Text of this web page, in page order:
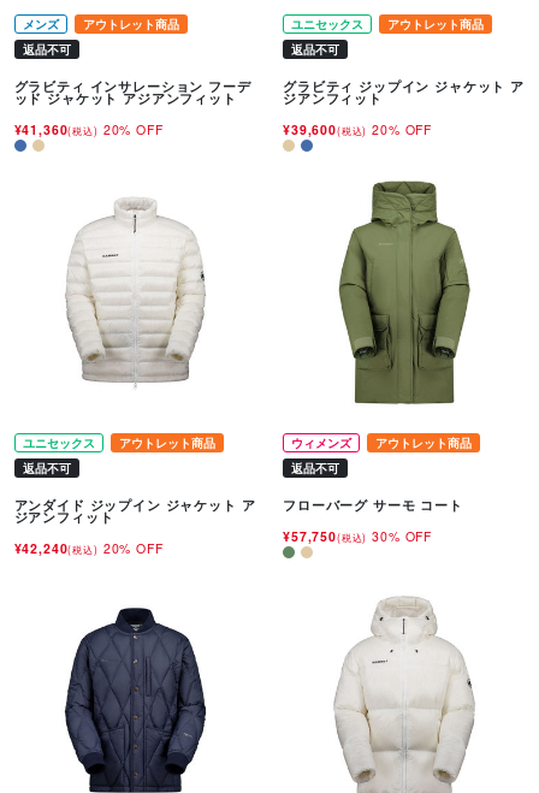
メンズ
アウトレット商品
返品不可
グラビティ インサレーション フーデ
ッド ジャケット アジアンフィット
¥41,360(税込) 20% OFF
ユニセックス
アウトレット商品
返品不可
グラビティ ジップイン ジャケット ア
ジアンフィット
¥39,600(税込) 20% OFF
ユニセックス
アウトレット商品
返品不可
アンダイド ジップイン ジャケット ア
ジアンフィット
¥42,240(税込) 20% OFF
ウィメンズ
アウトレット商品
返品不可
フローバーグ サーモ コート
¥57,750(税込) 30% OFF